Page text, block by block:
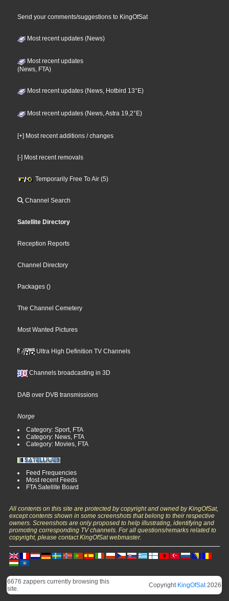
Send your comments/suggestions to KingOfSat
Most recent updates (News)
Most recent updates
(News, FTA)
Most recent updates (News, Hotbird 13°E)
Most recent updates (News, Astra 19,2°E)
[+] Most recent additions / changes
[-] Most recent removals
Temporarily Free To Air (5)
Channel Search
Satellite Directory
Reception Reports
Channel Directory
Packages ()
The Channel Cemetery
Most Wanted Pictures
Ultra High Definition TV Channels
Channels broadcasting in 3D
DAB over DVB transmissions
Norge
Category: Sport, FTA
Category: News, FTA
Category: Movies, FTA
Feed Frequencies
Most recent Feeds
FTA Satellite Board
All contents on this site are protected by copyright and owned by KingOfSat,
except contents shown in some screenshots that belong to their respective
owners. Screenshots are only proposed to help illustrating, identifying and
promoting corresponding TV channels. For all questions/remarks related to
copyright, please contact KingOfSat webmaster.
6676 zappers currently browsing this
site.
Copyright KingOfSat2026